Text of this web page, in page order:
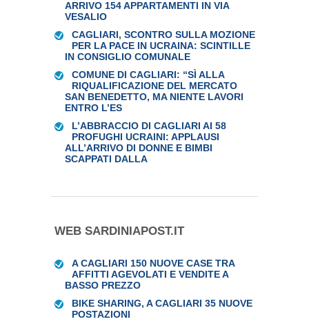
ARRIVO 154 APPARTAMENTI IN VIA
VESALIO
CAGLIARI, SCONTRO SULLA MOZIONE
PER LA PACE IN UCRAINA: SCINTILLE
IN CONSIGLIO COMUNALE
COMUNE DI CAGLIARI: “SÌ ALLA
RIQUALIFICAZIONE DEL MERCATO
SAN BENEDETTO, MA NIENTE LAVORI
ENTRO L’ES
L’ABBRACCIO DI CAGLIARI AI 58
PROFUGHI UCRAINI: APPLAUSI
ALL’ARRIVO DI DONNE E BIMBI
SCAPPATI DALLA
WEB SARDINIAPOST.IT
A CAGLIARI 150 NUOVE CASE TRA
AFFITTI AGEVOLATI E VENDITE A
BASSO PREZZO
BIKE SHARING, A CAGLIARI 35 NUOVE
POSTAZIONI